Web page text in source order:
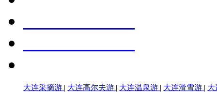
大连采摘游 | 大连高尔夫游 | 大连温泉游 | 大连滑雪游 |